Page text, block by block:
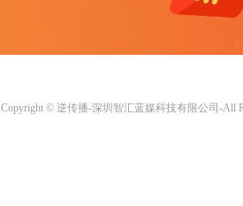
Copyright © 逆传播-深圳智汇蓝媒科技有限公司-All